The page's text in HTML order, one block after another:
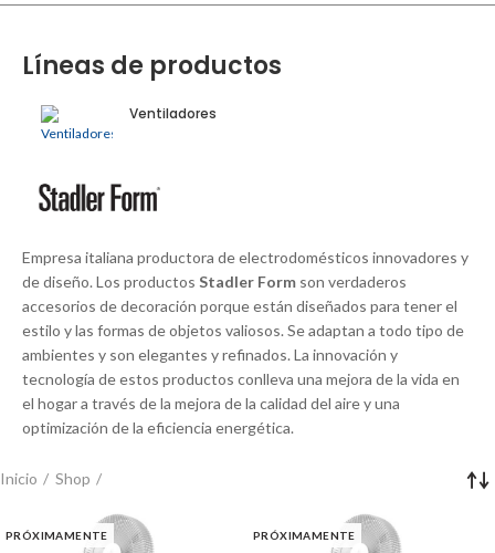
Líneas de productos
Ventiladores
Empresa italiana productora de electrodomésticos innovadores y
de diseño. Los productos Stadler Form son verdaderos
accesorios de decoración porque están diseñados para tener el
estilo y las formas de objetos valiosos. Se adaptan a todo tipo de
ambientes y son elegantes y refinados. La innovación y
tecnología de estos productos conlleva una mejora de la vida en
el hogar a través de la mejora de la calidad del aire y una
optimización de la eficiencia energética.
Inicio Shop
PRÓXIMAMENTE PRÓXIMAMENTE